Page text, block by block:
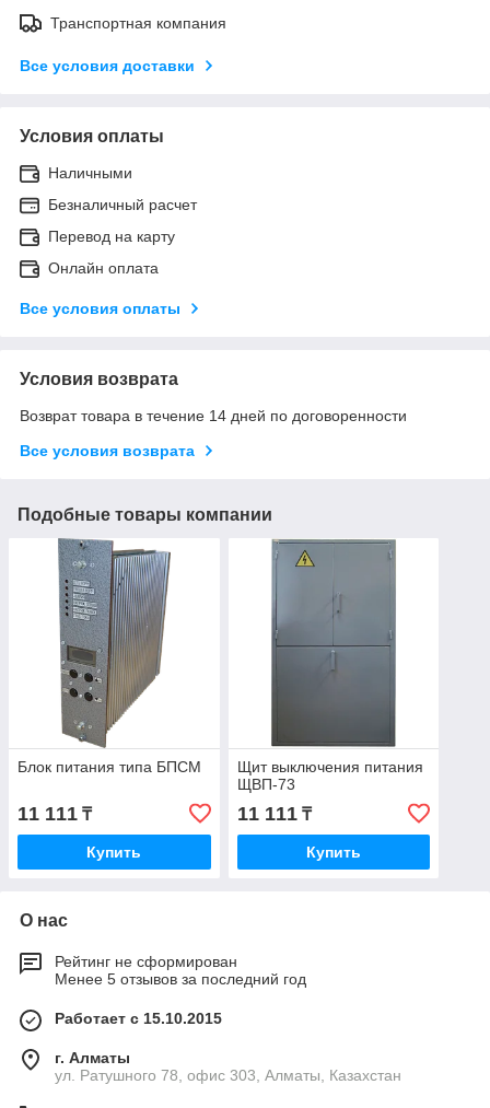
Транспортная компания
Все условия доставки
Условия оплаты
Наличными
Безналичный расчет
Перевод на карту
Онлайн оплата
Все условия оплаты
Условия возврата
Возврат товара в течение 14 дней по договоренности
Все условия возврата
Подобные товары компании
Блок питания типа БПСМ
11 111 ₸
Купить
Щит выключения питания
ЩВП-73
11 111₸
Купить
О нас
Рейтинг не сформирован
Менее 5 отзывов за последний год
Работает с 15.10.2015
г. Алматы
ул. Ратушного 78, офис 303, Алматы, Казахстан